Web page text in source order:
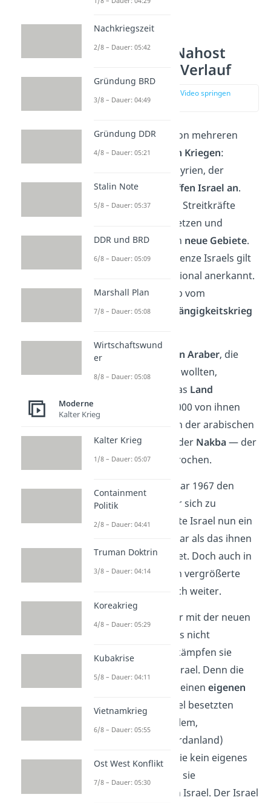
eigenen Interessen.
Anfänge des Nahost
Konflikts und Verlauf
zur Stelle im Video springen
(03:55)
Es kam zum ersten von mehreren
israelisch-arabischen Kriegen:
Ägypten, Jordanien, Syrien, der
Libanon und Irak
griffen Israel an.
Doch die israelischen Streitkräfte
konnten sich durchsetzen und
eroberten dabei auch neue Gebiete.
Die neu gezogene Grenze Israels gilt
bis heute als international anerkannt.
Israelwird deshalb vom
erfolgreichenUnabhängigkeitskrieg
Diepalästinensischen Araber, die
nicht Israelis werden wollten,
mussten hingegen das Land
verlassen
. Etwa 700.000 von ihnen
In der arabischen
Welt wird daher von der Nakba— der
Katastrophe — gesprochen.
Israel schaffte es sogar 1967 den
Ostteil Jerusalems für sich zu
gewinnen. Damit hatte Israel nun ein
war als das ihnen
zugesprochene Gebiet. Doch auch in
den folgenden Jahren vergrößerte
Israel sein Gebiet noch weiter.
Weil die Palästinenser mit der neuen
Aufteilung des Landes nicht
einverstanden sind, kämpfen sie
immer noch gegen Israel. Denn die
Palästinenser wollen einen eigenen
Staatin den von Israel besetzten
Gebieten (Ost-Jerusalem,
Gazastreifen, Westjordanland)
gründen. Doch weil sie kein eigenes
Militär haben, führen sie
gegen Israel. Der Israel
Nachkriegszeit
2/8 – Dauer: 05:42
Gründung BRD
3/8 – Dauer: 04:49
Gründung DDR
4/8 – Dauer: 05:21
Stalin Note
5/8 – Dauer: 05:37
DDR und BRD
6/8 – Dauer: 05:09
Marshall Plan
7/8 – Dauer: 05:08
Wirtschaftswund
er
8/8 – Dauer: 05:08
Moderne
Kalter Krieg
Kalter Krieg
1/8 – Dauer: 05:07
Containment
Politik
2/8 – Dauer: 04:41
Truman Doktrin
3/8 – Dauer: 04:14
Koreakrieg
4/8 – Dauer: 05:29
Kubakrise
5/8 – Dauer: 04:11
Vietnamkrieg
6/8 – Dauer: 05:55
Ost West Konflikt
7/8 – Dauer: 05:30